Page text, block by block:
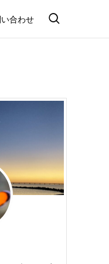
合わせ